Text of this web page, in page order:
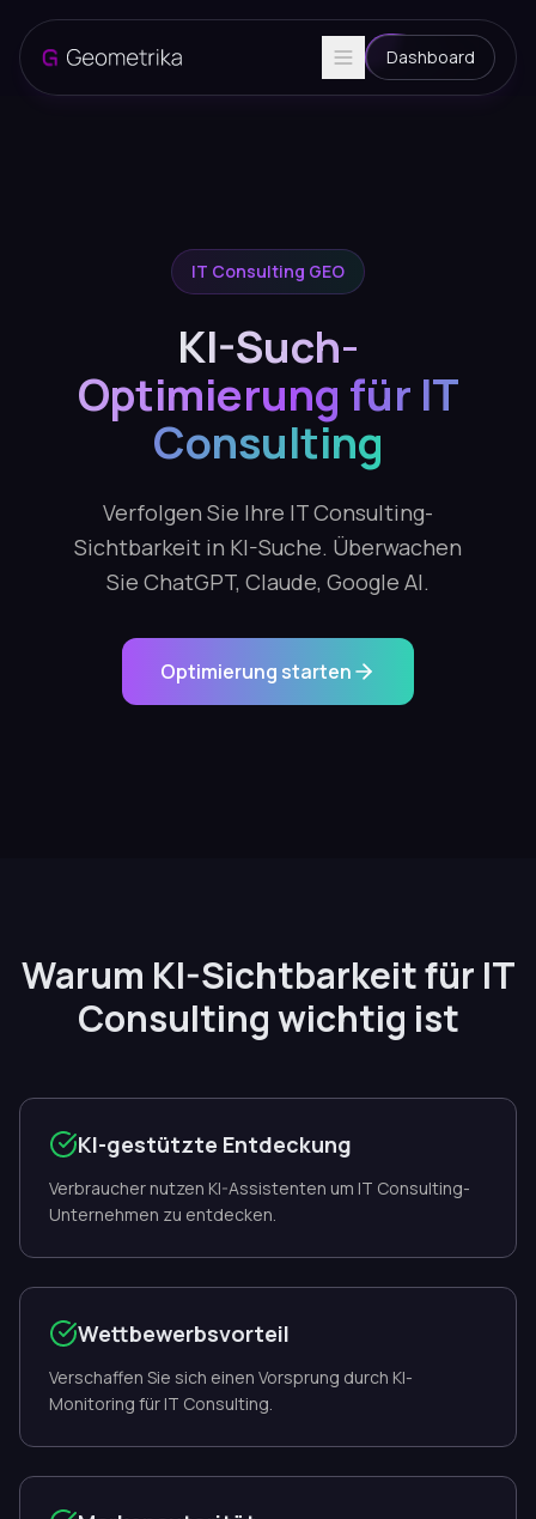
Dashboard
IT Consulting GEO
KI-Such-
Optimierung für IT
Consulting
Verfolgen Sie Ihre IT Consulting-
Sichtbarkeit in KI-Suche. Überwachen
Sie ChatGPT, Claude, Google AI.
Optimierung starten
Warum KI-Sichtbarkeit für IT
Consulting wichtig ist
KI-gestützte Entdeckung
Verbraucher nutzen KI-Assistenten um IT Consulting-
Unternehmen zu entdecken.
Wettbewerbsvorteil
Verschaffen Sie sich einen Vorsprung durch KI-
Monitoring für IT Consulting.